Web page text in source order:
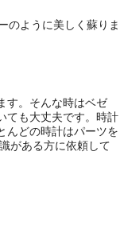
のように美しく蘇りま
す。そんな時はベゼ
ても大丈夫です。時計
んどの時計はパーツを
がある方に依頼して